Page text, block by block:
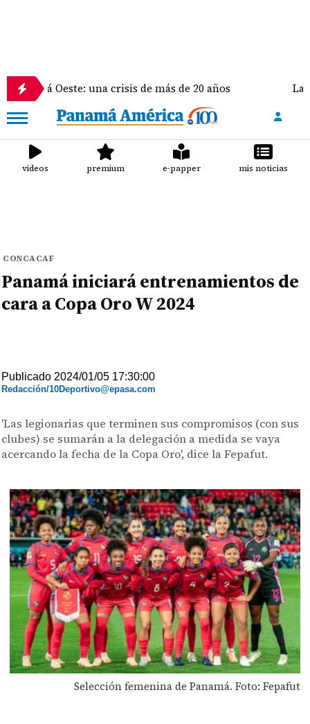
una crisis de más de 20 años La
videos premium e-papper mis noticias
CONCACAF
Panamá iniciará entrenamientos de
cara a Copa Oro W 2024
Publicado 2024/01/05 17:30:00
Redacción/10Deportivo@epasa.com
'Las legionarias que terminen sus compromisos (con sus
clubes) se sumarán a la delegación a medida se vaya
acercando la fecha de la Copa Oro', dice la Fepafut.
Selección femenina de Panamá. Foto: Fepafut